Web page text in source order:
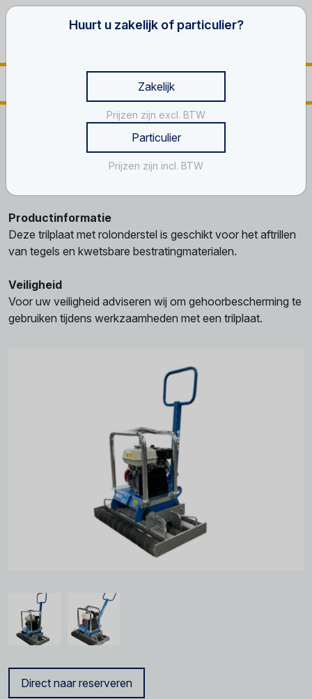
Gereedschappen
Steen- en beton
Trilplaat met rollers
Productinformatie
Deze trilplaat met rolonderstel is geschikt voor het aftrillen
van tegels en kwetsbare bestratingmaterialen.
Veiligheid
Voor uw veiligheid adviseren wij om gehoorbescherming te
gebruiken tijdens werkzaamheden met een trilplaat.
Direct naar reserveren
Huurt u zakelijk of particulier?
Zakelijk
Prijzen zijn excl. BTW
Particulier
Prijzen zijn incl. BTW